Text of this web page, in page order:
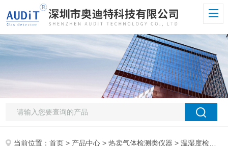
当前位置：首页 > 产品中心 >热卖气体检测类仪器 >温湿度检测仪